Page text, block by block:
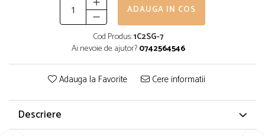
ADAUGA IN COS
Cod Produs:1C2SG-7
Ai nevoie de ajutor?0742564546
Adauga la Favorite Cere informatii
Descriere